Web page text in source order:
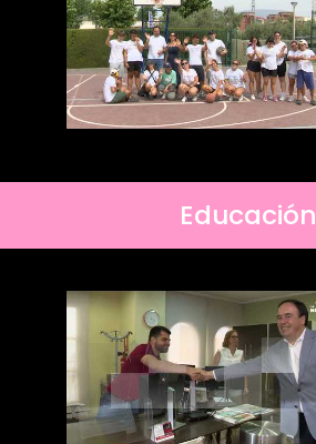
Educación